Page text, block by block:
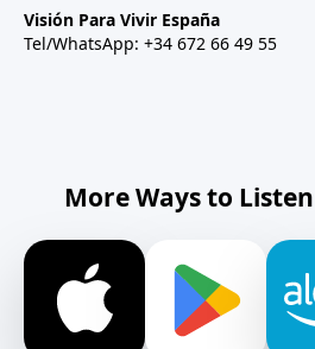
Visión Para Vivir España
Tel/WhatsApp: +34 672 66 49 55
More Ways to